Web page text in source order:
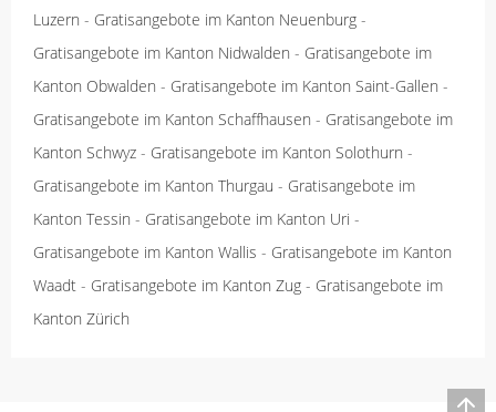
Luzern - Gratisangebote im Kanton Neuenburg -
Gratisangebote im Kanton Nidwalden - Gratisangebote im
Kanton Obwalden - Gratisangebote im Kanton Saint-Gallen -
Gratisangebote im Kanton Schaffhausen - Gratisangebote im
Kanton Schwyz - Gratisangebote im Kanton Solothurn -
Gratisangebote im Kanton Thurgau - Gratisangebote im
Kanton Tessin - Gratisangebote im Kanton Uri -
Gratisangebote im Kanton Wallis - Gratisangebote im Kanton
Waadt - Gratisangebote im Kanton Zug - Gratisangebote im
Kanton Zürich